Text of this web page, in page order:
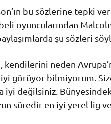
bu sözlerine tepki
oyuncularından
şu sözleri
kendilerini neden
iyi görüyor bilmiyorum.
iyi değilsiniz.
süredir en iyi yerel lig